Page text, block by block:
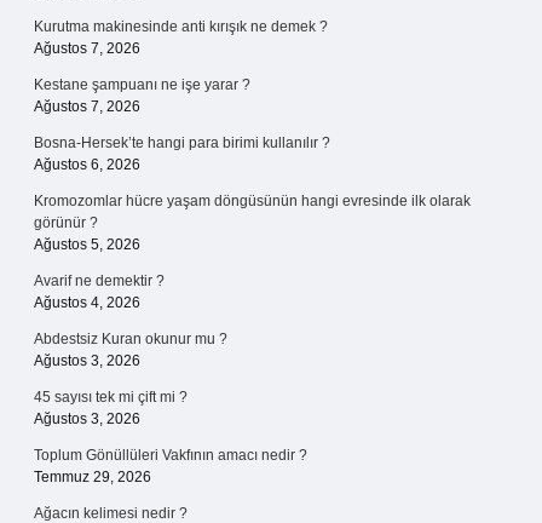
Kurutma makinesinde anti kırışık ne demek ?
Ağustos 7, 2026
Kestane şampuanı ne işe yarar ?
Ağustos 7, 2026
Bosna-Hersek’te hangi para birimi kullanılır ?
Ağustos 6, 2026
Kromozomlar hücre yaşam döngüsünün hangi evresinde ilk olarak
görünür ?
Ağustos 5, 2026
Avarif ne demektir ?
Ağustos 4, 2026
Abdestsiz Kuran okunur mu ?
Ağustos 3, 2026
45 sayısı tek mi çift mi ?
Ağustos 3, 2026
Toplum Gönüllüleri Vakfının amacı nedir ?
Temmuz 29, 2026
Ağacın kelimesi nedir ?